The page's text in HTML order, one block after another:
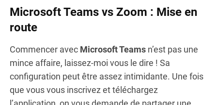
Microsoft Teams vs Zoom : Mise en
route
Commencer avec Microsoft Teams n’est pas une
mince affaire, laissez-moi vous le dire ! Sa
configuration peut être assez intimidante. Une fois
que vous vous inscrivez et téléchargez